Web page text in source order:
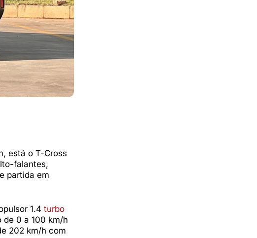
está o T-Cross
falantes,
partida em
1.4 turbo
de 0 a 100 km/h
202 km/h com